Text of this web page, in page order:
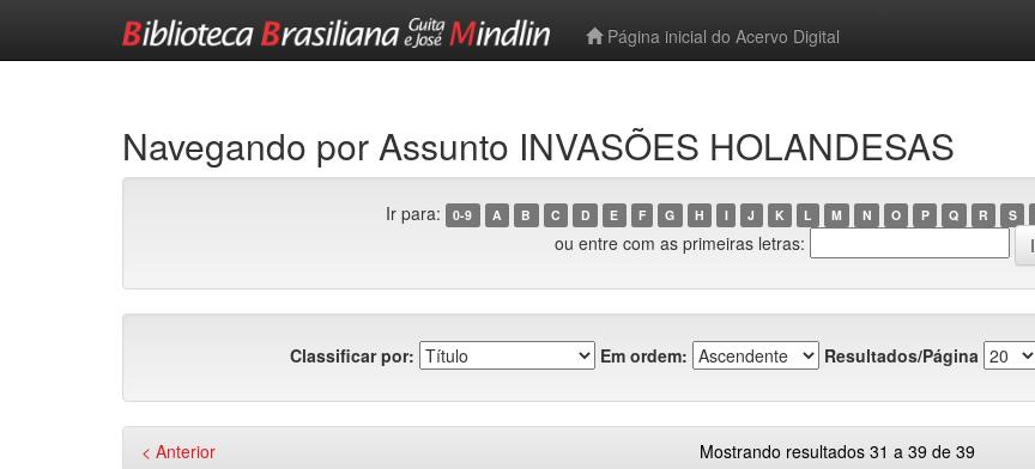
Página inicial do Acervo Digital
Navegando por Assunto INVASÕES HOLANDESAS
Ir para: 0-9 A B C D E F G H I J K L M N O P Q R S
ou entre com as primeiras letras:
Classificar por: Em ordem: Resultados/Página
Mostrando resultados 31 a 39 de 39
< Anterior